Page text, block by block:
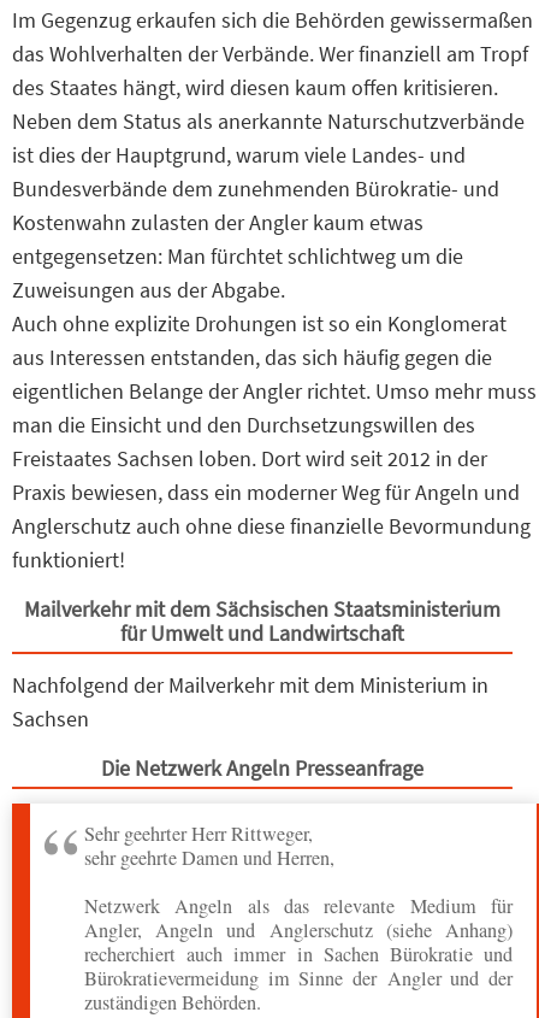
Im Gegenzug erkaufen sich die Behörden gewissermaßen
das Wohlverhalten der Verbände. Wer finanziell am Tropf
des Staates hängt, wird diesen kaum offen kritisieren.
Neben dem Status als anerkannte Naturschutzverbände
ist dies der Hauptgrund, warum viele Landes- und
Bundesverbände dem zunehmenden Bürokratie- und
Kostenwahn zulasten der Angler kaum etwas
entgegensetzen: Man fürchtet schlichtweg um die
Zuweisungen aus der Abgabe.
Auch ohne explizite Drohungen ist so ein Konglomerat
aus Interessen entstanden, das sich häufig gegen die
eigentlichen Belange der Angler richtet. Umso mehr muss
man die Einsicht und den Durchsetzungswillen des
Freistaates Sachsen loben. Dort wird seit 2012 in der
Praxis bewiesen, dass ein moderner Weg für Angeln und
Anglerschutz auch ohne diese finanzielle Bevormundung
funktioniert!
Mailverkehr mit dem Sächsischen Staatsministerium
für Umwelt und Landwirtschaft
Nachfolgend der Mailverkehr mit dem Ministerium in
Sachsen
Die Netzwerk Angeln Presseanfrage
Sehr geehrter Herr Rittweger,
sehr geehrte Damen und Herren,
Netzwerk Angeln als das relevante Medium für
Angler, Angeln und Anglerschutz (siehe Anhang)
recherchiert auch immer in Sachen Bürokratie und
Bürokratievermeidung im Sinne der Angler und der
zuständigen Behörden.